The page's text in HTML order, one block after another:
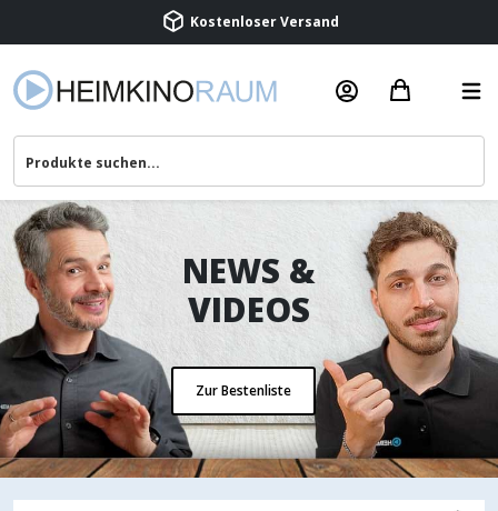
Beratung & Service
NEWS &
VIDEOS
Zur Bestenliste